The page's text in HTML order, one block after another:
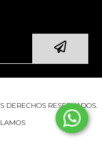
DERECHOS RESERVADOS.
INGRESÁ ACÁ.